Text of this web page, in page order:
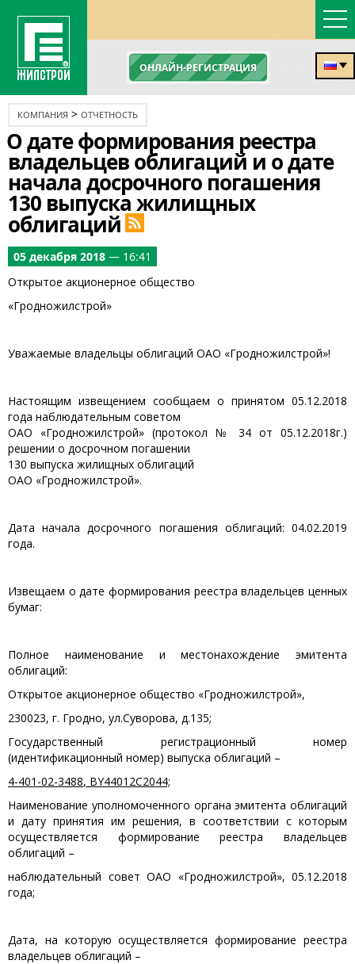
ОНЛАЙН-РЕГИСТРАЦИЯ
КОМПАНИЯ > ОТЧЕТНОСТЬ
О дате формирования реестра
владельцев облигаций и о дате
начала досрочного погашения
130 выпуска жилищных
облигаций
05 декабря 2018 — 16:41
Открытое акционерное общество
«Гродножилстрой»
Уважаемые владельцы облигаций ОАО «Гродножилстрой»!
Настоящим извещением сообщаем о принятом 05.12.2018
года наблюдательным советом
ОАО «Гродножилстрой» (протокол № 34 от 05.12.2018г.)
решении о досрочном погашении
130 выпуска жилищных облигаций
ОАО «Гродножилстрой».
Дата начала досрочного погашения облигаций: 04.02.2019
года.
Извещаем о дате формирования реестра владельцев ценных
бумаг:
Полное наименование и местонахождение эмитента
облигаций:
Открытое акционерное общество «Гродножилстрой»,
230023, г. Гродно, ул.Суворова, д.135;
Государственный регистрационный номер
(идентификационный номер) выпуска облигаций –
4-401-02-3488, BY44012С2044;
Наименование уполномоченного органа эмитента облигаций
и дату принятия им решения, в соответствии с которым
осуществляется формирование реестра владельцев
облигаций –
наблюдательный совет ОАО «Гродножилстрой», 05.12.2018
года;
Дата, на которую осуществляется формирование реестра
владельцев облигаций –